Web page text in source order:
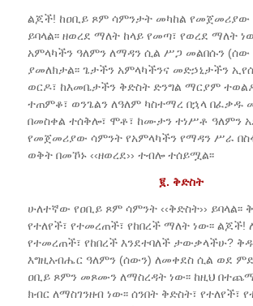
ልጆች! ከዐቢይ ጾም ሳምንታት መካከል የመጀመሪያው
ይባላል፡፡ ዘወረደ ማለት ከላይ የመጣ፣ የወረደ ማለት
አምላካችን ዓለምን ለማዳን ሲል ሥጋ መልበሱን (ሰው
ያመለክታል፡፡ ጌታችን አምላካችንና መድኃኒታችን
ወርዶ፣ ከእመቤታችን ቅድስት ድንግል ማርያም
ተጠምቆ፣ ወንጌልን ለዓለም ካስተማረ በኋላ በፈቃዱ
በመስቀል ተሰቅሎ፣ ሞቶ፣ ከሙታን ተነሥቶ ዓለምን
የመጀመሪያው ሳምንት የአምላካችን የማዳን ሥራ
ወቅት በመኾኑ ‹‹ዘወረደ›› ተብሎ ተሰይሟል፡፡
፪. ቅድስት
ሁለተኛው የዐቢይ ጾም ሳምንት ‹‹ቅድስት›› ይባላል፡፡
የተለየች፣ የተመረጠች፣ የከበረች ማለት ነው፡፡ ልጆች!
የተመረጠች፣ የከበረች እንደተባለች ታውቃላችሁ?
እግዚአብሔር ዓለምን (ሰውን) ለመቀደስ ሲል ወደ
ዐቢይ ጾምን መጾሙን ለማስረዳት ነው፡፡ ከዚህ
ክብር ለማስገንዘብ ነው፡፡ ሰንበት ቅድስት፣ የተለየች፣